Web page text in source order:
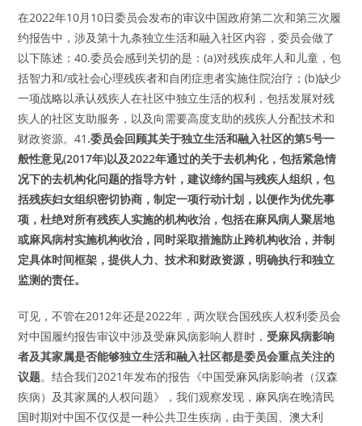
在2022年10月10日委员会发布的审议中国政府第二次和第三次履
约报告中，涉及第十九条独立生活和融入社区内容，委员会做了
以下陈述：40.委员会感到关切的是：(a)对残疾成年人和儿童，包
括智力和/或社会心理残疾者和自闭症患者实施住院治疗；(b)缺少
一项战略以承认残疾人在社区中独立生活的权利，包括发展对残
疾人的社区支助服务，以及向需要高度支助的残疾人分配技术和
财政资源。41 .委员会回顾其关于独立生活和融入社区的第5号一
般性意见(2017年)以及2022年通过的关于去机构化，包括紧急情
况下的去机构化问题的指导方针，建议缔约国与残疾人组织，包
括残疾妇女组织密切协商，制定一项行动计划，以便作为优先事
项，杜绝对所有残疾人实施的机构收治，包括在麻风病人聚居地
或麻风病村实施机构收治，同时采取措施防止跨机构收治，并制
定具体时间框架，提供人力、技术和财政资源，明确执行和独立
监测的责任。
可见，不管在2012年还是2022年，两次联合国残疾人权利委员会
对中国履约报告审议中涉及受麻风病影响人群时，受麻风病影响
者及其家属是否能够独立生活和融入社区都是委员会重点关注的
议题。结合我们2021年发布的报告《中国受麻风病影响者（汉森
疾病）及其家属的人权问题》，我们观察发现，麻风病在晚清民
国时期对中国不仅仅是一种公共卫生疾病，由于美国、澳大利